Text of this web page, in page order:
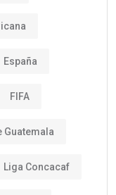
España
FIFA
Guatemala
Liga Concacaf